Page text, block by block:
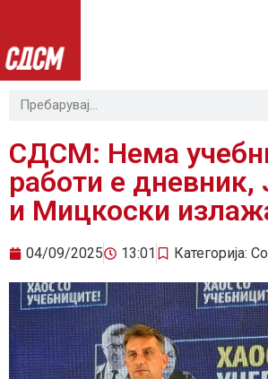
СДСМ: Нема
работи е дневник,
и Мицкоски
04/09/2025 13:01 Категорија: